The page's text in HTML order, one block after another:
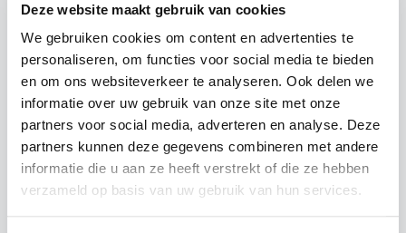
Deze website maakt gebruik van cookies
We gebruiken cookies om content en advertenties te
personaliseren, om functies voor social media te bieden
en om ons websiteverkeer te analyseren. Ook delen we
informatie over uw gebruik van onze site met onze
partners voor social media, adverteren en analyse. Deze
partners kunnen deze gegevens combineren met andere
informatie die u aan ze heeft verstrekt of die ze hebben
verzameld op basis van uw gebruik van hun services.
Normale prijs:
€ 39,99
Prijzen incl. BTW en excl. verzendkosten